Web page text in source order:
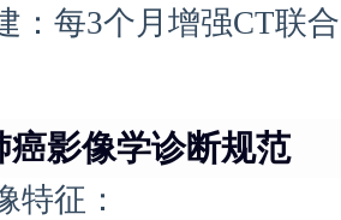
：每3个月增强CT联
癌影像学诊断规范
特征：